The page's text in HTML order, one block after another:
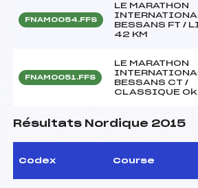
FNAM0054.FFS
LE MARATHON
BESSANS FT /
42 KM
FNAM0051.FFS
LE MARATHON
BESSANS CT /
CLASSIQUE Ok
Résultats Nordique 2015
Codex Course